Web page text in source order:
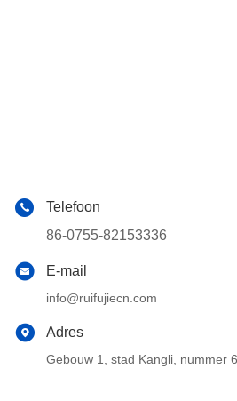
Telefoon
86-0755-82153336
E-mail
info@ruifujiecn.com
Adres
Gebouw 1, stad Kangli, nummer